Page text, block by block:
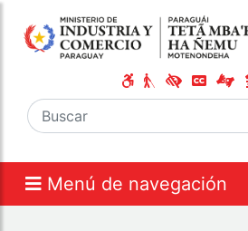
Menú de navegación